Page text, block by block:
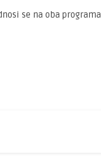
se na oba programa